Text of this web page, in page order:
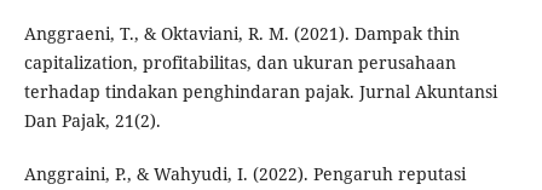
Anggraeni, T., & Oktaviani, R. M. (2021). Dampak thin
capitalization, profitabilitas, dan ukuran perusahaan
terhadap tindakan penghindaran pajak. Jurnal Akuntansi
Dan Pajak, 21(2).
Anggraini, P., & Wahyudi, I. (2022). Pengaruh reputasi